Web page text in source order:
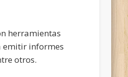
herramientas
emitir informes
otros.